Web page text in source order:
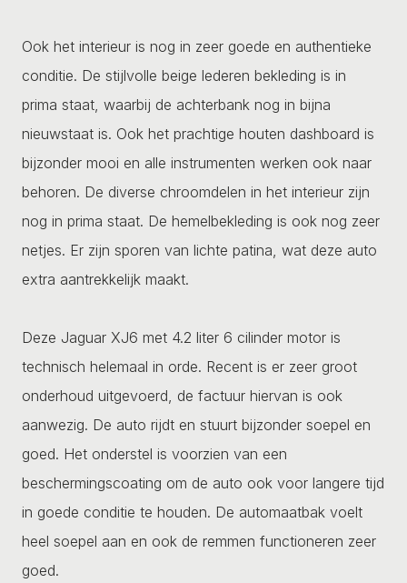
Ook het interieur is nog in zeer goede en authentieke
conditie. De stijlvolle beige lederen bekleding is in
prima staat, waarbij de achterbank nog in bijna
nieuwstaat is. Ook het prachtige houten dashboard is
bijzonder mooi en alle instrumenten werken ook naar
behoren. De diverse chroomdelen in het interieur zijn
nog in prima staat. De hemelbekleding is ook nog zeer
netjes. Er zijn sporen van lichte patina, wat deze auto
extra aantrekkelijk maakt.
Deze Jaguar XJ6 met 4.2 liter 6 cilinder motor is
technisch helemaal in orde. Recent is er zeer groot
onderhoud uitgevoerd, de factuur hiervan is ook
aanwezig. De auto rijdt en stuurt bijzonder soepel en
goed. Het onderstel is voorzien van een
beschermingscoating om de auto ook voor langere tijd
in goede conditie te houden. De automaatbak voelt
heel soepel aan en ook de remmen functioneren zeer
goed.